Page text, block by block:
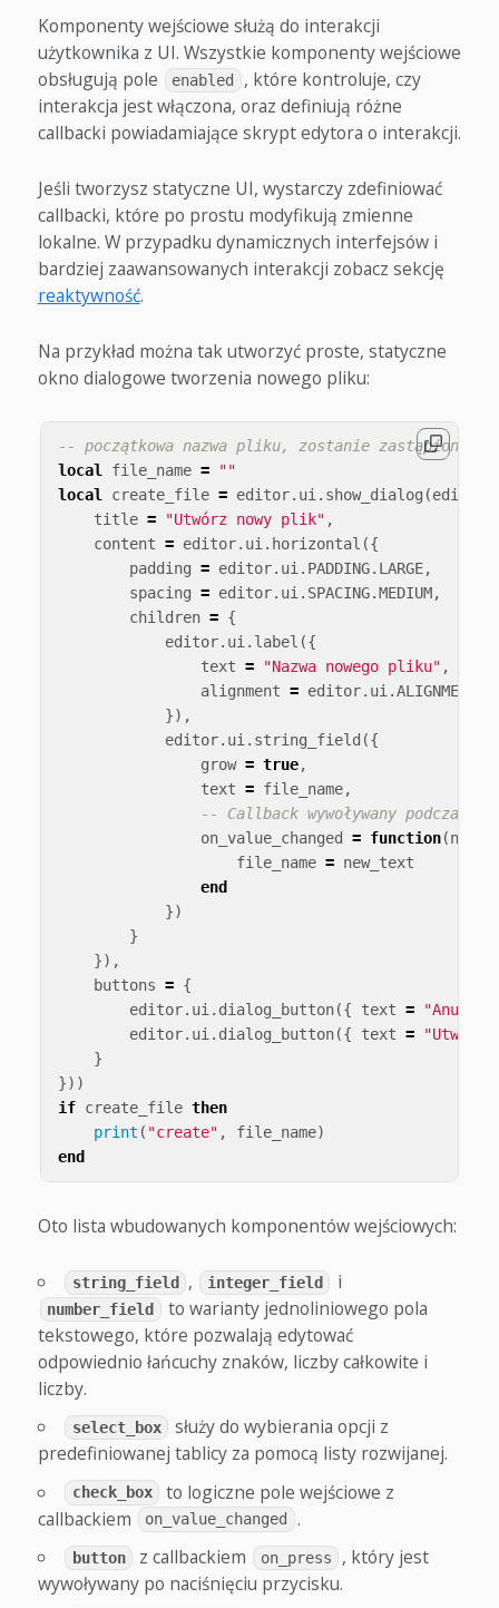
Komponenty wejściowe służą do interakcji
użytkownika z UI. Wszystkie komponenty wejściowe
obsługują pole
enabled
, które kontroluje, czy
interakcja jest włączona, oraz definiują różne
callbacki powiadamiające skrypt edytora o interakcji.
Jeśli tworzysz statyczne UI, wystarczy zdefiniować
callbacki, które po prostu modyfikują zmienne
lokalne. W przypadku dynamicznych interfejsów i
bardziej zaawansowanych interakcji zobacz sekcję
reaktywność.
Na przykład można tak utworzyć proste, statyczne
okno dialogowe tworzenia nowego pliku:
-- początkowa nazwa pliku, zostanie zastąpiona
local file_name =
""
local create_file = editor. ui. show_dialog (editor
title = "Utwórz nowy plik" ,
content = editor. ui. horizontal ({
padding = editor. ui. PADDING. LARGE,
spacing = editor. ui. SPACING.MEDIUM,
children = {
editor. ui. label ({
text = "Nazwa nowego pliku" ,
alignment = editor. ui.ALIGNMENT
}),
editor. ui. string_field ({
grow = true,
text = file_name,
-- Callback wywoływany podczas
on_value_changed
= function(
file_name = new_text
end
})
}
}),
buttons = {
editor. ui. dialog_button({ text = "Anuluj"
editor. ui. dialog_button({ text =
}
}))
if create_file then
print ( "create" , file_name)
end
Oto lista wbudowanych komponentów wejściowych:
string_field , integer_field i
number_field
to warianty jednoliniowego pola
tekstowego, które pozwalają edytować
odpowiednio łańcuchy znaków, liczby całkowite i
liczby.
select_box
służy do wybierania opcji z
predefiniowanej tablicy za pomocą listy rozwijanej.
check_box
to logiczne pole wejściowe z
callbackiem
on_value_changed .
button z callbackiem on_press
, który jest
wywoływany po naciśnięciu przycisku.